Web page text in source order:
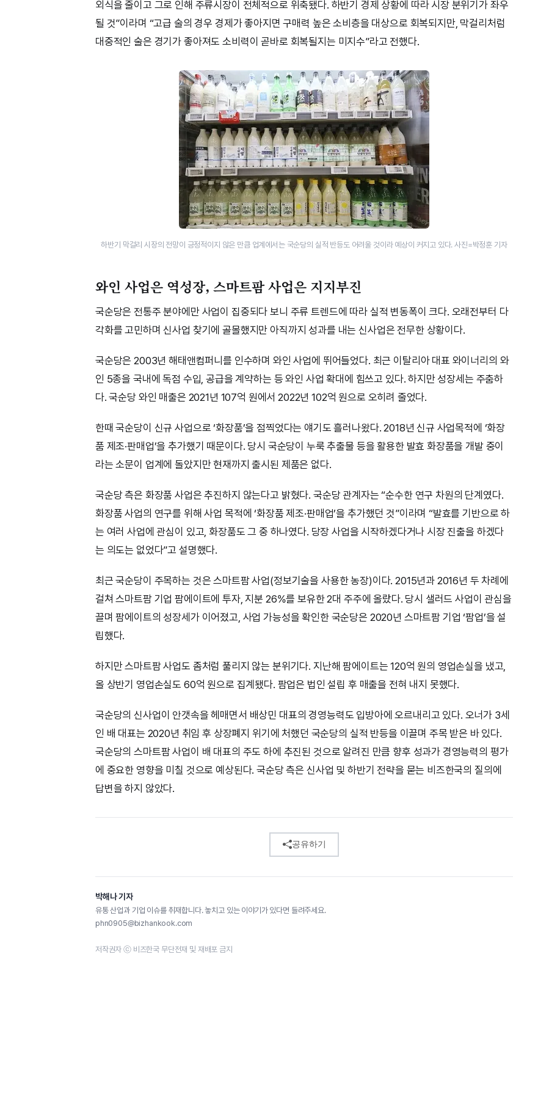
외식을 줄이고 그로 인해 주류시장이 전체적으로 위축됐다. 하반기 경제 상황에 따라 시장 분위기가 좌우
될 것”이라며 “고급 술의 경우 경제가 좋아지면 구매력 높은 소비층을 대상으로 회복되지만, 막걸리처럼
대중적인 술은 경기가 좋아져도 소비력이 곧바로 회복될지는 미지수”라고 전했다.
하반기 막걸리 시장의 전망이 긍정적이지 않은 만큼 업계에서는 국순당의 실적 반등도 어려울 것이라 예상이 커지고 있다. 사진=박정훈 기자
와인 사업은 역성장, 스마트팜 사업은 지지부진
국순당은 전통주 분야에만 사업이 집중되다 보니 주류 트렌드에 따라 실적 변동폭이 크다. 오래전부터 다
각화를 고민하며 신사업 찾기에 골몰했지만 아직까지 성과를 내는 신사업은 전무한 상황이다.
국순당은 2003년 해태앤컴퍼니를 인수하며 와인 사업에 뛰어들었다. 최근 이탈리아 대표 와이너리의 와
인 5종을 국내에 독점 수입, 공급을 계약하는 등 와인 사업 확대에 힘쓰고 있다. 하지만 성장세는 주춤하
다. 국순당 와인 매출은 2021년 107억 원에서 2022년 102억 원으로 오히려 줄었다.
한때 국순당이 신규 사업으로 ‘화장품’을 점찍었다는 얘기도 흘러나왔다. 2018년 신규 사업목적에 ‘화장
품 제조·판매업’을 추가했기 때문이다. 당시 국순당이 누룩 추출물 등을 활용한 발효 화장품을 개발 중이
라는 소문이 업계에 돌았지만 현재까지 출시된 제품은 없다.
국순당 측은 화장품 사업은 추진하지 않는다고 밝혔다. 국순당 관계자는 “순수한 연구 차원의 단계였다.
화장품 사업의 연구를 위해 사업 목적에 ‘화장품 제조·판매업’을 추가했던 것”이라며 “발효를 기반으로 하
는 여러 사업에 관심이 있고, 화장품도 그 중 하나였다. 당장 사업을 시작하겠다거나 시장 진출을 하겠다
는 의도는 없었다”고 설명했다.
최근 국순당이 주목하는 것은 스마트팜 사업(정보기술을 사용한 농장)이다. 2015년과 2016년 두 차례에
걸쳐 스마트팜 기업 팜에이트에 투자, 지분 26%를 보유한 2대 주주에 올랐다. 당시 샐러드 사업이 관심을
끌며 팜에이트의 성장세가 이어졌고, 사업 가능성을 확인한 국순당은 2020년 스마트팜 기업 ‘팜업’을 설
립했다.
하지만 스마트팜 사업도 좀처럼 풀리지 않는 분위기다. 지난해 팜에이트는 120억 원의 영업손실을 냈고,
올 상반기 영업손실도 60억 원으로 집계됐다. 팜업은 법인 설립 후 매출을 전혀 내지 못했다.
국순당의 신사업이 안갯속을 헤매면서 배상민 대표의 경영능력도 입방아에 오르내리고 있다. 오너가 3세
인 배 대표는 2020년 취임 후 상장폐지 위기에 처했던 국순당의 실적 반등을 이끌며 주목 받은 바 있다.
국순당의 스마트팜 사업이 배 대표의 주도 하에 추진된 것으로 알려진 만큼 향후 성과가 경영능력의 평가
에 중요한 영향을 미칠 것으로 예상된다. 국순당 측은 신사업 및 하반기 전략을 묻는 비즈한국의 질의에
답변을 하지 않았다.
공유하기
박해나 기자
유통 산업과 기업 이슈를 취재합니다. 놓치고 있는 이야기가 있다면 들려주세요.
phn0905@bizhankook.com
저작권자 ⓒ 비즈한국 무단전재 및 재배포 금지